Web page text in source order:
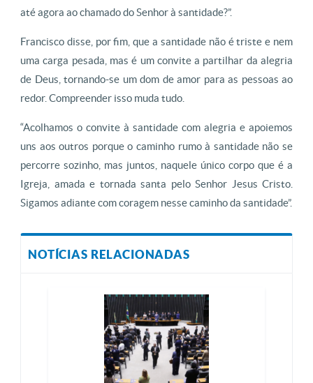
até agora ao chamado do Senhor à santidade?”.
Francisco disse, por fim, que a santidade não é triste e nem
uma carga pesada, mas é um convite a partilhar da alegria
de Deus, tornando-se um dom de amor para as pessoas ao
redor. Compreender isso muda tudo.
“Acolhamos o convite à santidade com alegria e apoiemos
uns aos outros porque o caminho rumo à santidade não se
percorre sozinho, mas juntos, naquele único corpo que é a
Igreja, amada e tornada santa pelo Senhor Jesus Cristo.
Sigamos adiante com coragem nesse caminho da santidade”.
NOTÍCIAS RELACIONADAS